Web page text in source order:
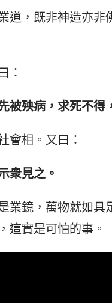
道，既非神造亦
：
被殃病，求死不得
會相。又曰：
衆見之。
業鏡，萬物就如具
這實是可怕的事。